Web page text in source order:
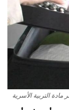
التربية الأسرية